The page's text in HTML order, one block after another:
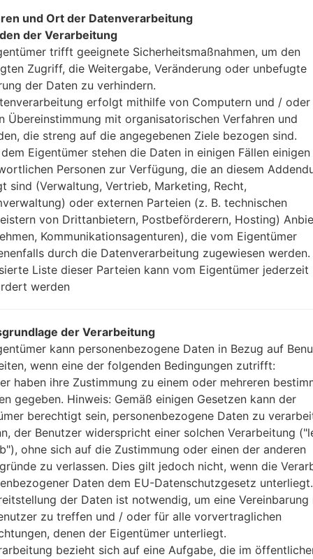
LGD800T(LGD800T)
Modell und seine Eigenschaften
LGD800T
LG G2 LTE
September, 2013
8.9 millimeter (0.35 Zoll)
138.5 x 70.9 millimeter (5.45 x
143 gramm (5.04 unzen)
Android 4.2.2 (Jelly Bean),
2.26 GHz Krait 400,
16/32GB
-
Netzwerk und Daten
1 Micro-SIM
GSM 850/900/1800/1900 MHz
HSPA 850/1900/2100 MHz
LTE band 1(2100), 2(1900),
-
GPRS/EDGE
Anzeige
5.2 in (~75.9% Bildschirm zu
True HD-IPS + LCD
1080 x 1920 Pixel (~424
16M Farben
und Ort der Datenverarbeitung
der Verarbeitung
trifft geeignete Sicherheitsmaßnahmen, um den
Zugriff, die Weitergabe, Veränderung oder unbefugte
der Daten zu verhindern.
erfolgt mithilfe von Computern und / oder
Übereinstimmung mit organisatorischen Verfahren und
die streng auf die angegebenen Ziele bezogen sind.
Eigentümer stehen die Daten in einigen Fällen einigen
Personen zur Verfügung, die an diesem
sind (Verwaltung, Vertrieb, Marketing, Recht,
oder externen Parteien (z. B. technischen
von Drittanbietern, Postbeförderern, Hosting)
Kommunikationsagenturen), die vom Eigentümer
durch die Datenverarbeitung zugewiesen werden.
Liste dieser Parteien kann vom Eigentümer jederzeit
werden
der Verarbeitung
kann personenbezogene Daten in Bezug auf
wenn eine der folgenden Bedingungen zutrifft:
haben ihre Zustimmung zu einem oder mehreren
gegeben. Hinweis: Gemäß einigen Gesetzen kann der
berechtigt sein, personenbezogene Daten zu
der Benutzer widerspricht einer solchen Verarbeitung
ohne sich auf die Zustimmung oder einen der anderen
zu verlassen. Dies gilt jedoch nicht, wenn die
Daten dem EU-Datenschutzgesetz unterliegt.
der Daten ist notwendig, um eine Vereinbarung
zu treffen und / oder für alle vorvertraglichen
denen der Eigentümer unterliegt.
bezieht sich auf eine Aufgabe, die im